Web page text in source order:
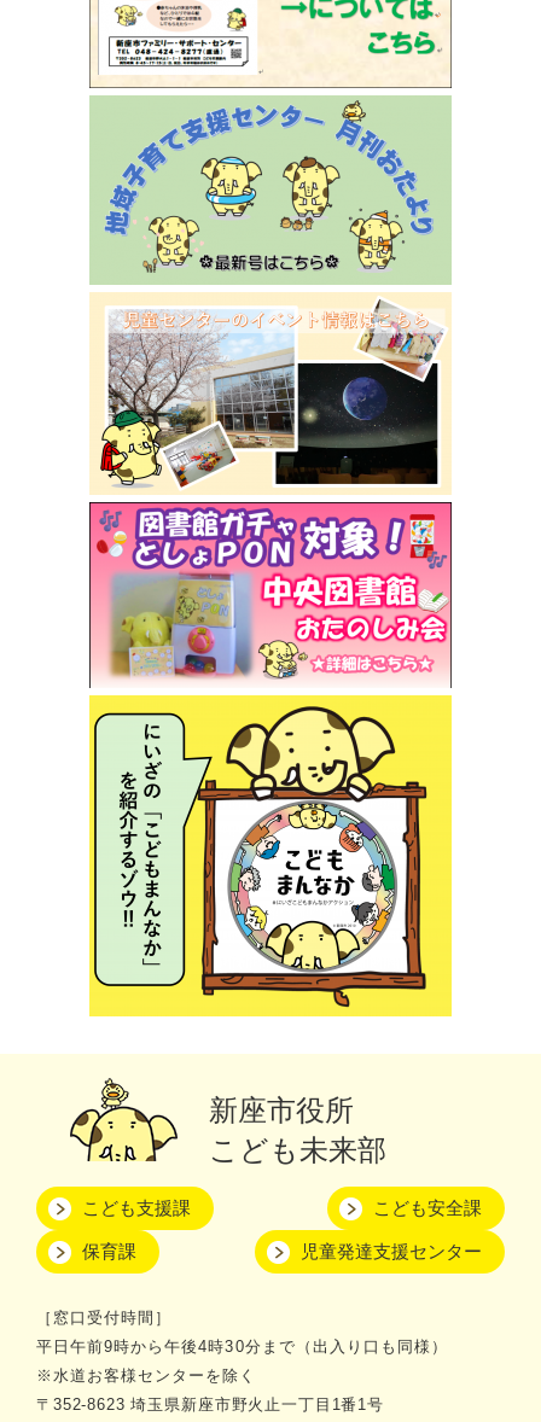
新座市役所
こども未来部
こども支援課
保育課
こども安全課
児童発達支援センター
［窓口受付時間］
平日午前9時から午後4時30分まで（出入り口も同様）
※水道お客様センターを除く
〒352-8623 埼玉県新座市野火止一丁目1番1号